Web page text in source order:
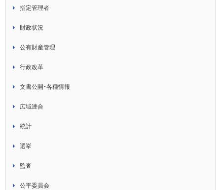
指定管理者
財政状況
公有財産管理
行政改革
文書公開・各種情報
広域連合
統計
選挙
監査
公平委員会